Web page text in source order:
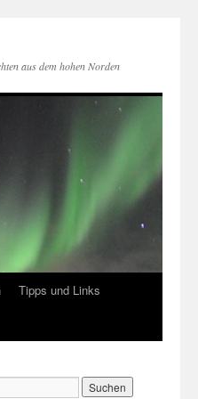
aus dem hohen Norden
Tipps und Links